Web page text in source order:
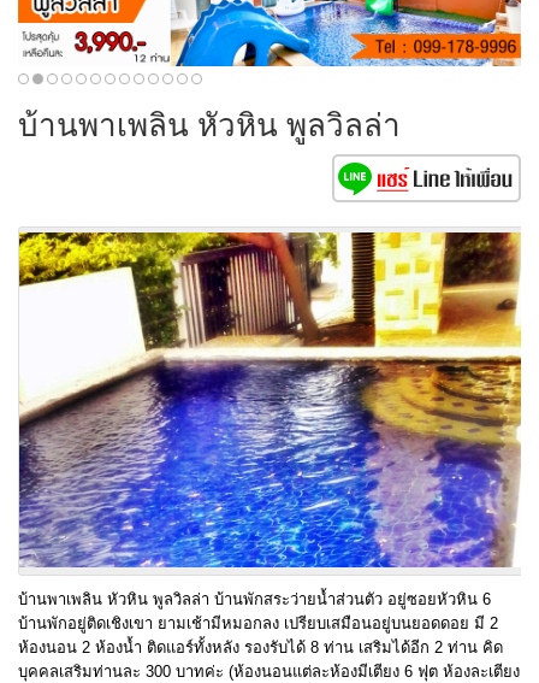
บ้านพาเพลิน หัวหิน พูลวิลล่า
บ้านพาเพลิน หัวหิน พูลวิลล่า บ้านพักสระว่ายน้ำส่วนตัว อยู่ซอยหัวหิน 6
บ้านพักอยู่ติดเชิงเขา ยามเช้ามีหมอกลง เปรียบเสมือนอยู่บนยอดดอย มี 2
ห้องนอน 2 ห้องน้ำ ติดแอร์ทั้งหลัง รองรับได้ 8 ท่าน เสริมได้อีก 2 ท่าน คิด
บุคคลเสริมท่านละ 300 บาทค่ะ (ห้องนอนแต่ละห้องมีเตียง 6 ฟุต ห้องละเตียง